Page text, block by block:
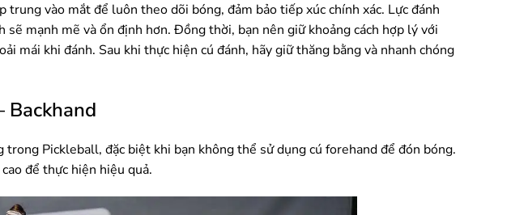
vào mắt để luôn theo dõi bóng, đảm bảo tiếp xúc chính xác. Lực đánh
mạnh mẽ và ổn định hơn. Đồng thời, bạn nên giữ khoảng cách hợp lý với
mái khi đánh. Sau khi thực hiện cú đánh, hãy giữ thăng bằng và nhanh chóng
Backhand
Pickleball, đặc biệt khi bạn không thể sử dụng cú forehand để đón bóng.
để thực hiện hiệu quả.